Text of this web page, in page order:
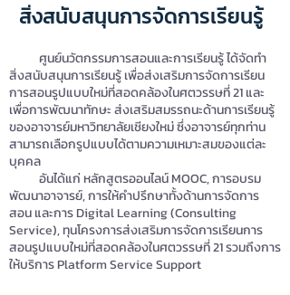
สิ่งสนับสนุนการจัดการเรียนรู้
ศูนย์นวัตกรรมการสอนและการเรียนรู้ ได้จัดทำ
สิ่งสนับสนุนการเรียนรู้ เพื่อส่งเสริมการจัดการเรียน
การสอนรูปแบบใหม่ที่สอดคล้องในศตวรรษที่ 21 และ
เพื่อการพัฒนาทักษะ ส่งเสริมสมรรถนะด้านการเรียนรู้
ของอาจารย์มหาวิทยาลัยเชียงใหม่ ซึ่งอาจารย์ทุกท่าน
สามารถเลือกรูปแบบได้ตามความเหมาะสมของแต่ละ
บุคคล
อันได้แก่ หลักสูตรออนไลน์ MOOC, การอบรม
พัฒนาอาจารย์, การให้คำปรึกษาทั้งด้านการจัดการ
สอน และการ Digital Learning (Consulting
Service), ทุนโครงการส่งเสริมการจัดการเรียนการ
สอนรูปแบบใหม่ที่สอดคล้องในศตวรรษที่ 21 รวมถึงการ
ให้บริการ Platform Service Support